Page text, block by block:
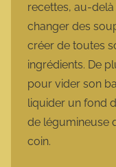
recettes, au-
changer des
créer de toutes
ingrédients. De
pour vider son
liquider un fond
de légumineuse
coin.